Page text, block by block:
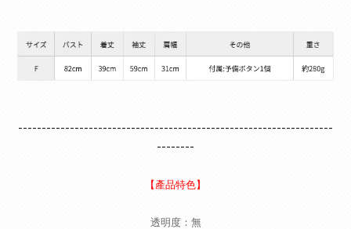
-------------------------------------------------------------------
--------
【產品特色】
透明度：無